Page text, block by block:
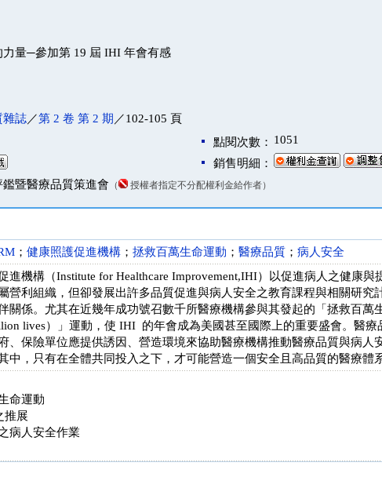
力量─參加第 19 屆 IHI 年會有感
雜誌／第 2 卷 第 2 期 ／102-105 頁
點閱次數： 1051
銷售明細：
暨醫療品質策進會 （ 授權者指定不分配權利金給作者）
； 健康照護促進機構 ； 拯救百萬生命運動 ； 醫療品質 ； 病人安全
進機構（Institute for Healthcare Improvement,IHI）以促進病人之健康
營利組織，但卻發展出許多品質促進與病人安全之教育課程與相關研究
關係。尤其在近幾年成功號召數千所醫療機構參與其發起的「拯救百萬
lives）」運動，使 IHI 的年會成為美國甚至國際上的重要盛會。醫
、保險單位應提供誘因、營造環境來協助醫療機構推動醫療品質與病人
中，只有在全體共同投入之下，才可能營造一個安全且高品質的醫療體系
命運動
推展
病人安全作業